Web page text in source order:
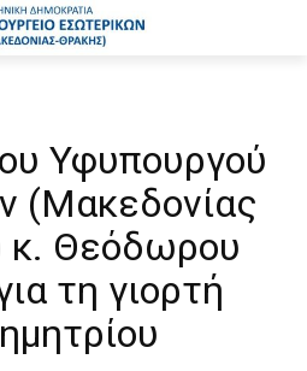
Υφυπουργού
(Μακεδονίας
κ. Θεόδωρου
τη γιορτή